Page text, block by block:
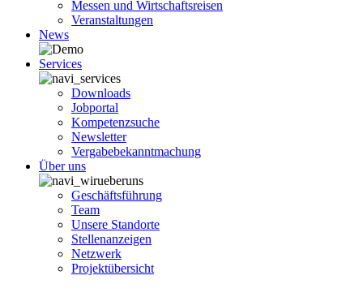
Messen und Wirtschaftsreisen
Veranstaltungen
News
Services
Downloads
Jobportal
Kompetenzsuche
Newsletter
Vergabebekanntmachung
Über uns
Geschäftsführung
Team
Unsere Standorte
Stellenanzeigen
Netzwerk
Projektübersicht